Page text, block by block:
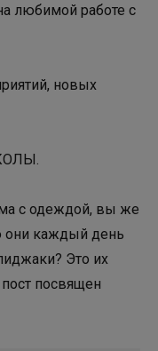
любимой работе с
новых
с одеждой, вы же
они каждый день
Это их
посвящен